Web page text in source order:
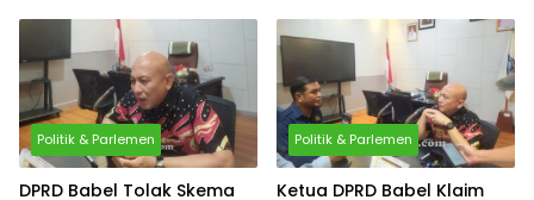
Penambang
Politik & Parlemen
DPRD Babel Tolak Skema
Politik & Parlemen
Ketua DPRD Babel Klaim